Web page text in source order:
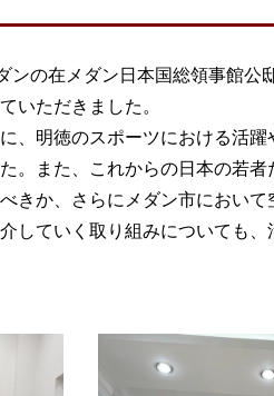
ンの在メダン日本国総領事館公
いただきました。
、明徳のスポーツにおける活躍
。また、これからの日本の若者
きか、さらにメダン市において
していく取り組みについても、